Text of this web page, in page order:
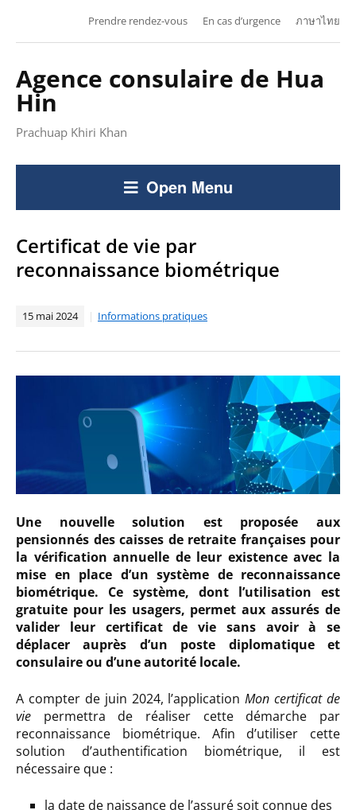
Prendre rendez-vous En cas d’urgence ภาษาไทย
Agence consulaire de Hua
Hin
Prachuap Khiri Khan
Open Menu
Certificat de vie par
reconnaissance biométrique
15 mai 2024 Informations pratiques
Une nouvelle solution est proposée aux
pensionnés des caisses de retraite françaises pour
la vérification annuelle de leur existence avec la
mise en place d’un système de reconnaissance
biométrique. Ce système, dont l’utilisation est
gratuite pour les usagers, permet aux assurés de
valider leur certificat de vie sans avoir à se
déplacer auprès d’un poste diplomatique et
consulaire ou d’une autorité locale.
A compter de juin 2024, l’applicationMon certificat de
vie permettra de réaliser cette démarche par
reconnaissance biométrique. Afin d’utiliser cette
solution d’authentification biométrique, il est
nécessaire que :
la date de naissance de l’assuré soit connue des